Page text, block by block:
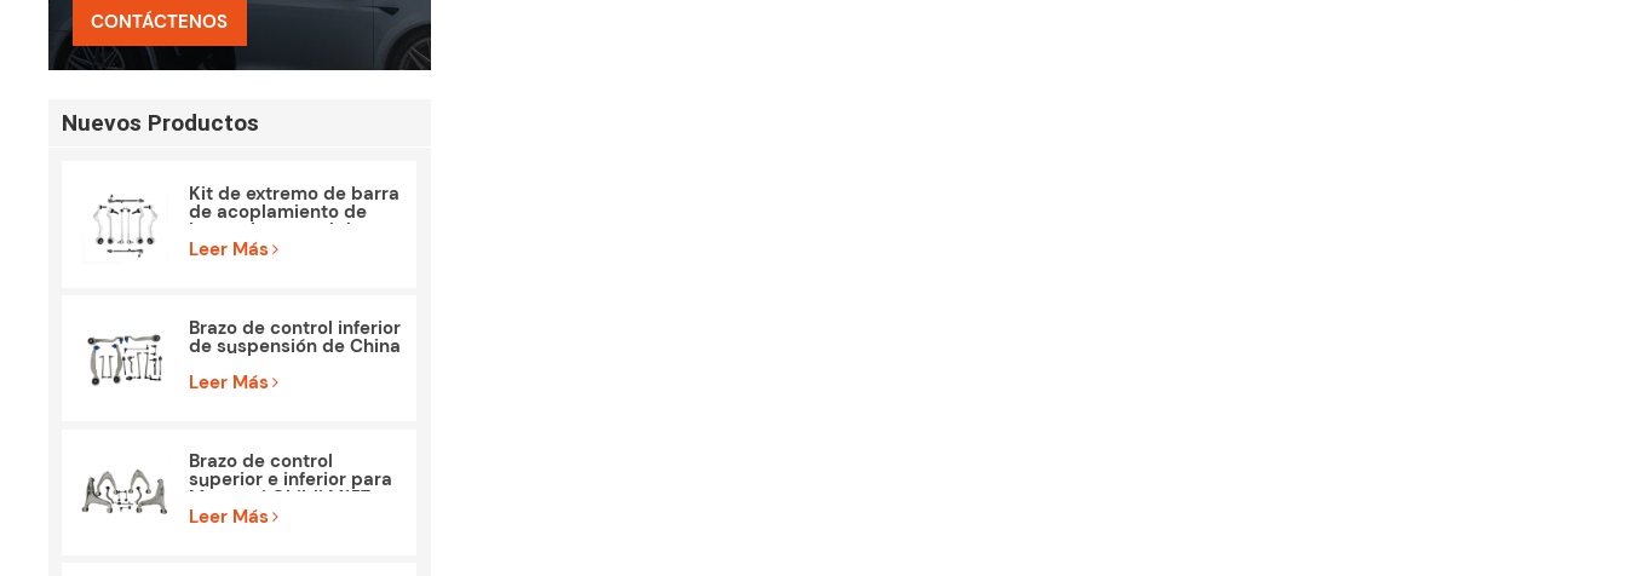
CONTÁCTENOS
Nuevos Productos
Kit de extremo de barra
de acoplamiento de
brazo de control de
piezas de suspensión
Leer Más
Brazo de control inferior
de suspensión de China
para Mercedes Benz
W212 S212
Leer Más
Brazo de control
superior e inferior para
Maserati Ghibli M157
Piezas
Leer Más